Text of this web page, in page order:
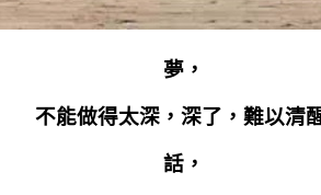
夢，
不能做得太深，深了，難以清
話，